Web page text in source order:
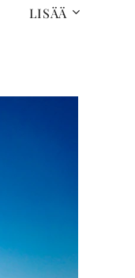
LISÄÄ